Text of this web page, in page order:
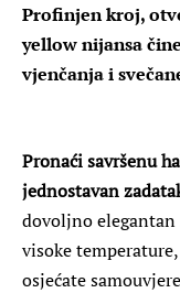
Profinjen kroj,
yellow nijansa
vjenčanja i
Pronaći savršenu
jednostavan
dovoljno
visoke
osjećate